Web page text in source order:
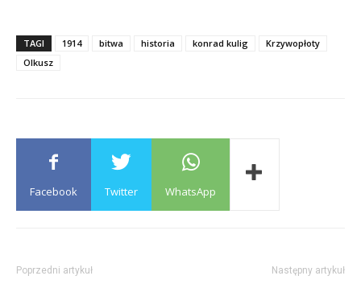
TAGI 1914 bitwa historia konrad kulig
Krzywopłoty
Olkusz
Facebook Twitter WhatsApp
Poprzedni artykuł Następny artykuł